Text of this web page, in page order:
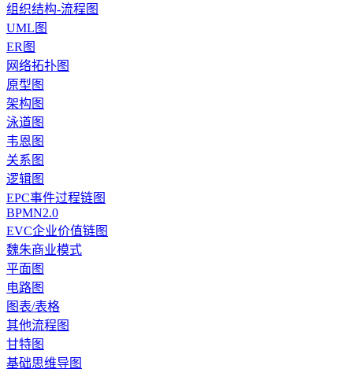
组织结构-流程图
UML图
ER图
网络拓扑图
原型图
架构图
泳道图
韦恩图
关系图
逻辑图
EPC事件过程链图
BPMN2.0
EVC企业价值链图
魏朱商业模式
平面图
电路图
图表/表格
其他流程图
甘特图
基础思维导图